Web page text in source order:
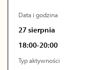
Data i godzina
27 sierpnia
18:00-20:00
Typ aktywności